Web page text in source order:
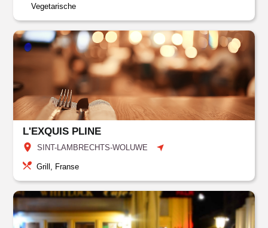
Vegetarische
L'EXQUIS PLINE
SINT-LAMBRECHTS-WOLUWE
Grill, Franse